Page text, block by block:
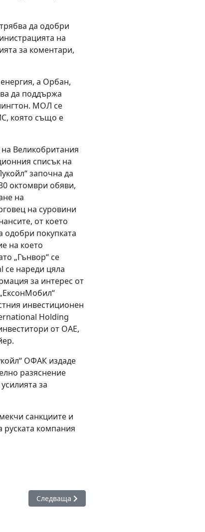
да одобри
на
за коментари,
а Орбан,
да поддържа
МОЛ се
която също е
Великобритания
списък на
започна да
октомври обяви,
на
на суровини
от което
одобри покупката
на което
„Гънвор“ се
се нареди цяла
за интерес от
инвестиционен
Holding
от ОАЕ,
ОФАК издаде
разяснение
за
санкциите и
компания
проектобюджет в понеделник
Следваща статия: ЕС постигна споразумение за
Следваща